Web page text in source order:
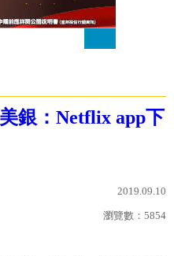
銀：Netflix app下
2019.09.10
瀏覽數： 5854